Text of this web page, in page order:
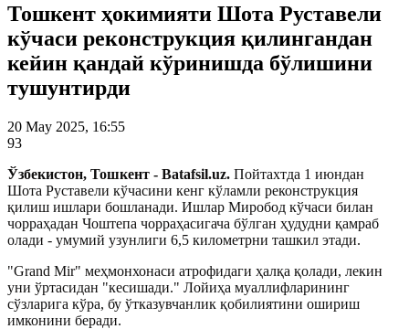
Тошкент ҳокимияти Шота Руставели
кўчаси реконструкция қилингандан
кейин қандай кўринишда бўлишини
тушунтирди
20 May 2025, 16:55
93
Ўзбекистон, Тошкент - Batafsil.uz. Пойтахтда 1 июндан
Шота Руставели кўчасини кенг кўламли реконструкция
қилиш ишлари бошланади. Ишлар Миробод кўчаси билан
чорраҳадан Чоштепа чорраҳасигача бўлган ҳудудни қамраб
олади - умумий узунлиги 6,5 километрни ташкил этади.
"Grand Mir" меҳмонхонаси атрофидаги ҳалқа қолади, лекин
уни ўртасидан "кесишади." Лойиҳа муаллифларининг
сўзларига кўра, бу ўтказувчанлик қобилиятини ошириш
имконини беради.